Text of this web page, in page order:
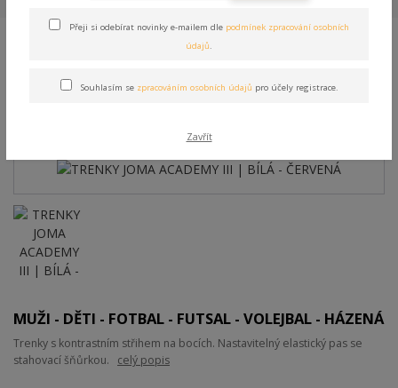
TRENKY JOMA ACADEMY III | BÍLÁ - ČERVENÁ
BÍLÁ - ČERVENÁ
MUŽI - DĚTI - FOTBAL - FUTSAL - VOLEJBAL - HÁZENÁ
Trenky s kontrastním střihem na bocích. Nastavitelný elastický pas se
stahovací šňůrkou. celý popis
Přeji si odebírat novinky e-mailem dle podmínek zpracování osobních
údajů.
Souhlasím se zpracováním osobních údajů pro účely registrace.
Zavřít